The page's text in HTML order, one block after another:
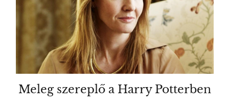
Meleg szereplő a Harry Potterben